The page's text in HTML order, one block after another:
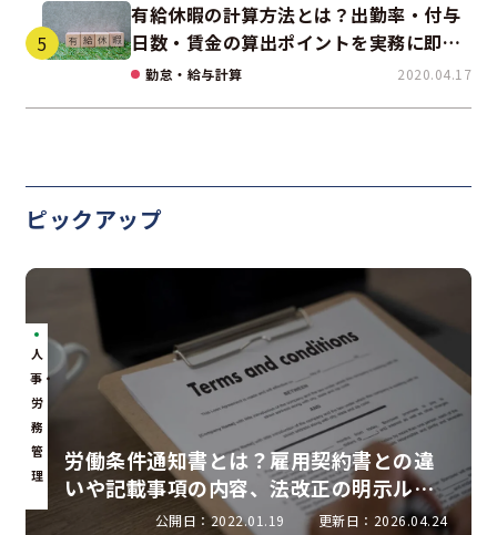
有給休暇の計算方法とは？出勤率・付与
日数・賃金の算出ポイントを実務に即し
て解説
勤怠・給与計算 2020.04.17
ピックアップ
人
事・
労
務
管
理
労働条件通知書とは？雇用契約書との違
いや記載事項の内容、法改正の明示ルー
ルを解説
公開日：2022.01.19 更新日：2026.04.24